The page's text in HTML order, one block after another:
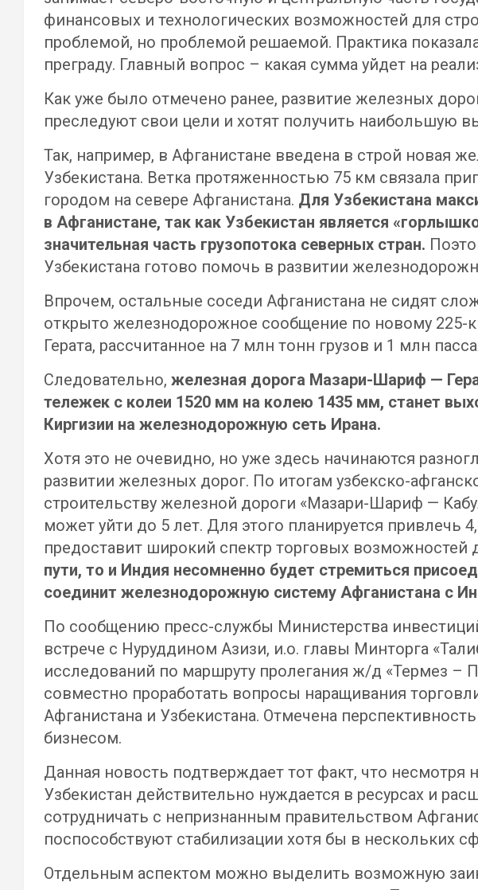
финансовых и технологических возможностей для
проблемой, но проблемой решаемой. Практика
преграду. Главный вопрос – какая сумма уйдет на
Как уже было отмечено ранее, развитие железных
преследуют свои цели и хотят получить наибольшую
Так, например, в Афганистане введена в строй новая
Узбекистана. Ветка протяженностью 75 км связала
городом на севере Афганистана. Для Узбекистана
в Афганистане, так как Узбекистан является
значительная часть грузопотока северных стран.
Узбекистана готово помочь в развитии
Впрочем, остальные соседи Афганистана не сидят
открыто железнодорожное сообщение по новому 225-
Герата, рассчитанное на 7 млн тонн грузов и 1 млн
Следовательно, железная дорога Мазари-Шариф —
тележек с колеи 1520 мм на колею 1435 мм, станет
Киргизии на железнодорожную сеть Ирана.
Хотя это не очевидно, но уже здесь начинаются
развитии железных дорог. По итогам узбекско-
строительству железной дороги «Мазари-Шариф —
может уйти до 5 лет. Для этого планируется
предоставит широкий спектр торговых возможностей
пути, то и Индия несомненно будет стремиться
соединит железнодорожную систему Афганистана с
По сообщению пресс-службы Министерства
встрече с Нуруддином Азизи, и.о. главы Минторга
исследований по маршруту пролегания ж/д «Термез –
совместно проработать вопросы наращивания
Афганистана и Узбекистана. Отмечена
бизнесом.
Данная новость подтверждает тот факт, что
Узбекистан действительно нуждается в ресурсах и
сотрудничать с непризнанным правительством
поспособствуют стабилизации хотя бы в нескольких
Отдельным аспектом можно выделить возможную